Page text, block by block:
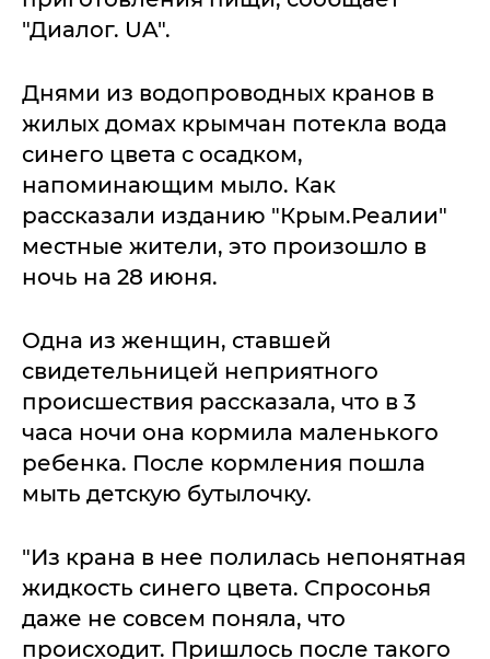
"Диалог. UA".
Днями из водопроводных кранов в
жилых домах крымчан потекла вода
синего цвета с осадком,
напоминающим мыло. Как
рассказали изданию "Крым.Реалии"
местные жители, это произошло в
ночь на 28 июня.
Одна из женщин, ставшей
свидетельницей неприятного
происшествия рассказала, что в 3
часа ночи она кормила маленького
ребенка. После кормления пошла
мыть детскую бутылочку.
"Из крана в нее полилась непонятная
жидкость синего цвета. Спросонья
даже не совсем поняла, что
происходит. Пришлось после такого